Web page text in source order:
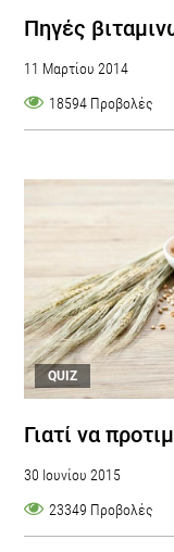
Πηγές
11 Μαρτίου 2014
18594 Προβολές
QUIZ
Γιατί να
30 Ιουνίου 2015
23349 Προβολές